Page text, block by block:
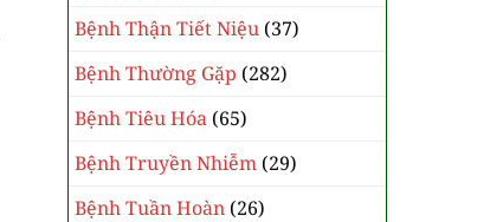
Bệnh Thận Tiết Niệu (37)
Bệnh Thường Gặp (282)
Bệnh Tiêu Hóa (65)
Bệnh Truyền Nhiễm (29)
Bệnh Tuần Hoàn (26)